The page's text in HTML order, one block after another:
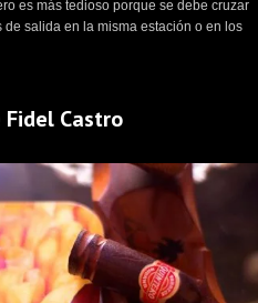
es más tedioso porque se debe cruzar
salida en la misma estación o en los
Fidel Castro